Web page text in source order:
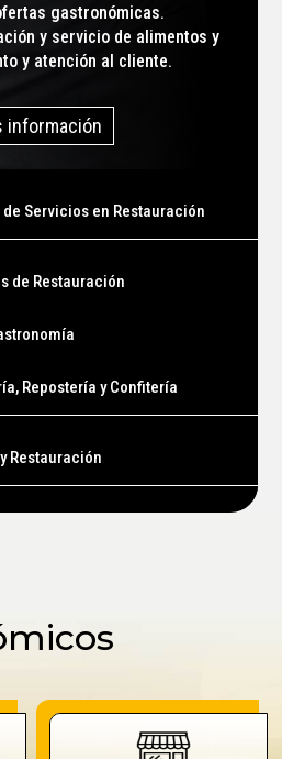
gastronómicas.
y servicio de alimentos y
y atención al cliente.
información
Servicios en Restauración
de Restauración
Repostería y Confitería
Restauración